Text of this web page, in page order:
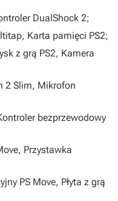
DualShock 2;
Karta pamięci PS2;
z grą PS2, Kamera
2 Slim, Mikrofon
bezprzewodowy
Przystawka
PS Move, Płyta z grą